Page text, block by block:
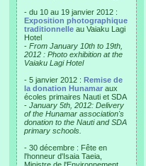
- du 10 au 19 janvier 2012 :
Exposition photographique
traditionnelle au Vaiaku Lagi
Hotel
- From January 10th to 19th,
2012 : Photo exhibition at the
Vaiaku Lagi Hotel
- 5 janvier 2012 : Remise de
la donation Hunamar aux
écoles primaires Nauti et SDA
- January 5th, 2012: Delivery
of the Hunamar association's
donation to the Nauti and SDA
primary schools.
- 30 décembre : Fête en
l'honneur d'Isaia Taeia,